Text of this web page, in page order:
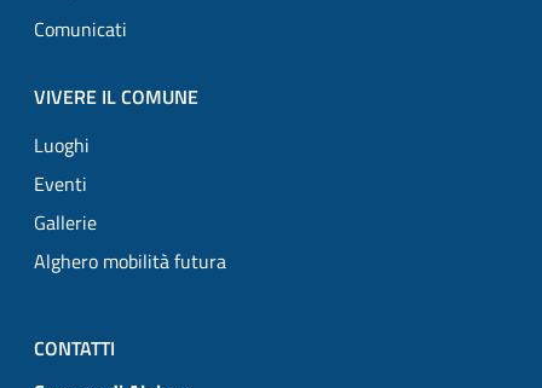
Comunicati
VIVERE IL COMUNE
Luoghi
Eventi
Gallerie
Alghero mobilità futura
CONTATTI